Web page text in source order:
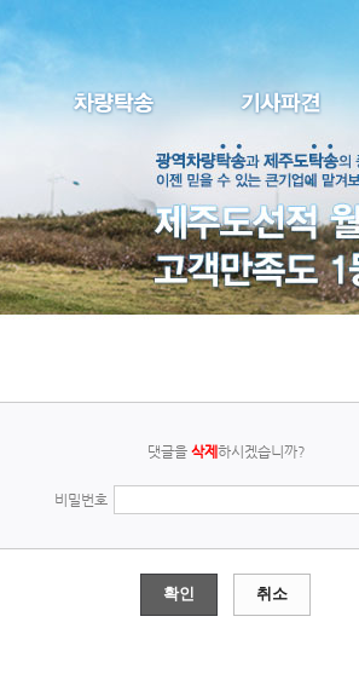
댓글을 삭제 하시겠습니까?
비밀번호
확인 취소